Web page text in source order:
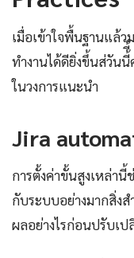
เมื่อเข้าใจพื้นฐานแล้
ทำงานได้ดียิ่งขึ้นส่วัน
ในวงการแนะนำ
Jira
การตั้งค่าขั้นสูงเหล่านี้
กับระบบอย่างมากสิ่ง
ผลอย่างไรก่อนปรับเป